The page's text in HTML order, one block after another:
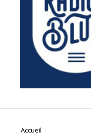
Accueil